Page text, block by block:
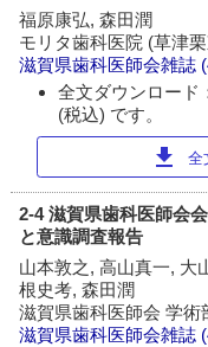
福原康弘, 森田潤
モリタ歯科医院 (草津
滋賀県歯科医師会雑誌
全文ダウンロード
(税込) です。
download 全
2-4 滋賀県歯科医師会
と意識調査報告
山本敦之, 高山真一, 大
根史考, 森田潤
滋賀県歯科医師会 学術
滋賀県歯科医師会雑誌